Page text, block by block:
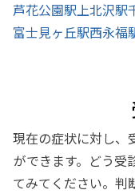
芦花公園駅 上北沢駅
富士見ヶ丘駅西永福
現在の症状に対し、
ができます。どう受
てみてください。判